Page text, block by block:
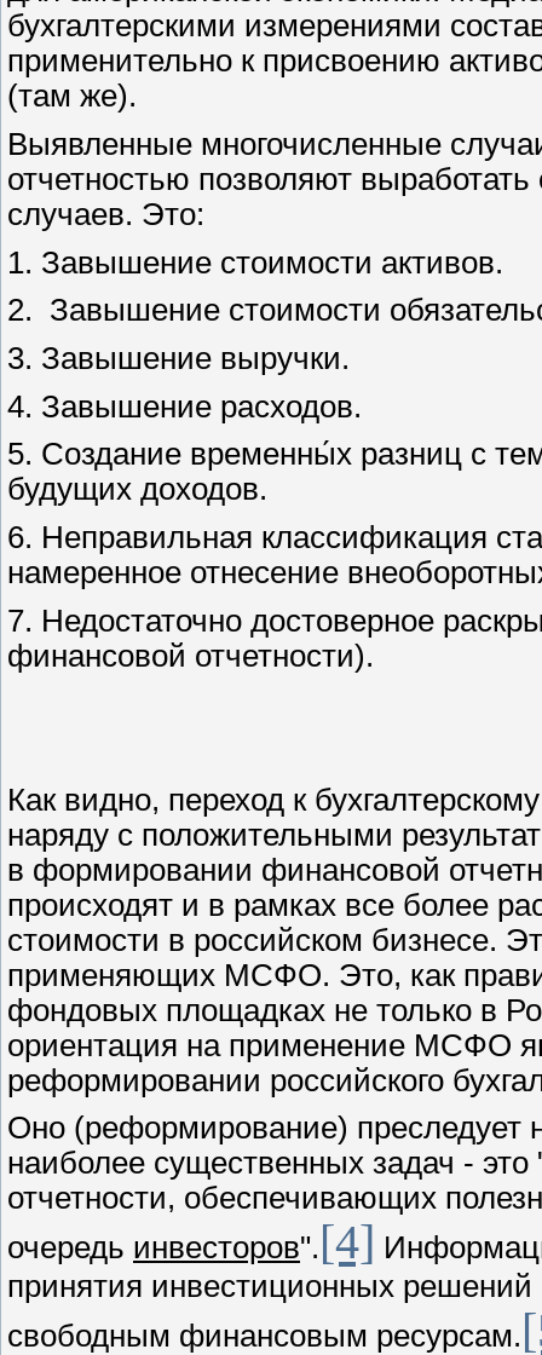
бухгалтерскими измерениями
применительно к присвоению
(там же).
Выявленные многочисленные
отчетностью позволяют
случаев. Это:
1. Завышение стоимости активов.
2.
Завышение стоимости
3. Завышение выручки.
4. Завышение расходов.
5. Создание временны́х разниц с
будущих доходов.
6. Неправильная классификация
намеренное отнесение
7. Недостаточно достоверное
финансовой отчетности).
Как видно, переход к
наряду с положительными
в формировании финансовой
происходят и в рамках все более
стоимости в российском бизнесе.
применяющих МСФО. Это, как
фондовых площадках не только в
ориентация на применение МСФО
реформировании российского
Оно (реформирование) преследует
наиболее существенных задач -
отчетности, обеспечивающих
очередь инвесторов".[4]
принятия инвестиционных
свободным финансовым ресурсам.